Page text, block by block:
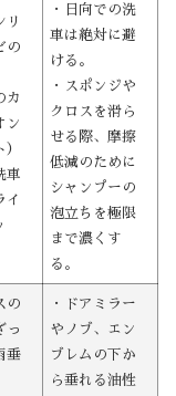
リ
の
カ
ン
車
イ
・日向での洗
車は絶対に避
ける。
・スポンジや
クロスを滑ら
せる際、摩擦
低減のために
シャンプーの
泡立ちを極限
まで濃くす
る。
の
っ
垂
・ドアミラー
やノブ、エン
ブレムの下か
ら垂れる油性